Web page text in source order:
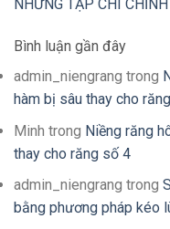
NHỮNG TẠP CHÍ
Bình luận gần đây
admin_niengrang trong
hàm bị sâu thay cho
Minh trong Niềng răng
thay cho răng số 4
admin_niengrang trong
bằng phương pháp kéo